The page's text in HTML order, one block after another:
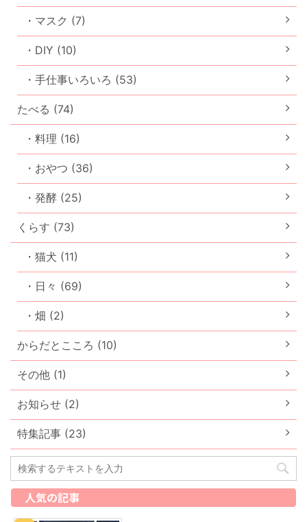
・マスク (7)
・DIY (10)
・手仕事いろいろ (53)
たべる (74)
・料理 (16)
・おやつ (36)
・発酵 (25)
くらす (73)
・猫犬 (11)
・日々 (69)
・畑 (2)
からだとこころ (10)
その他 (1)
お知らせ (2)
特集記事 (23)
人気の記事